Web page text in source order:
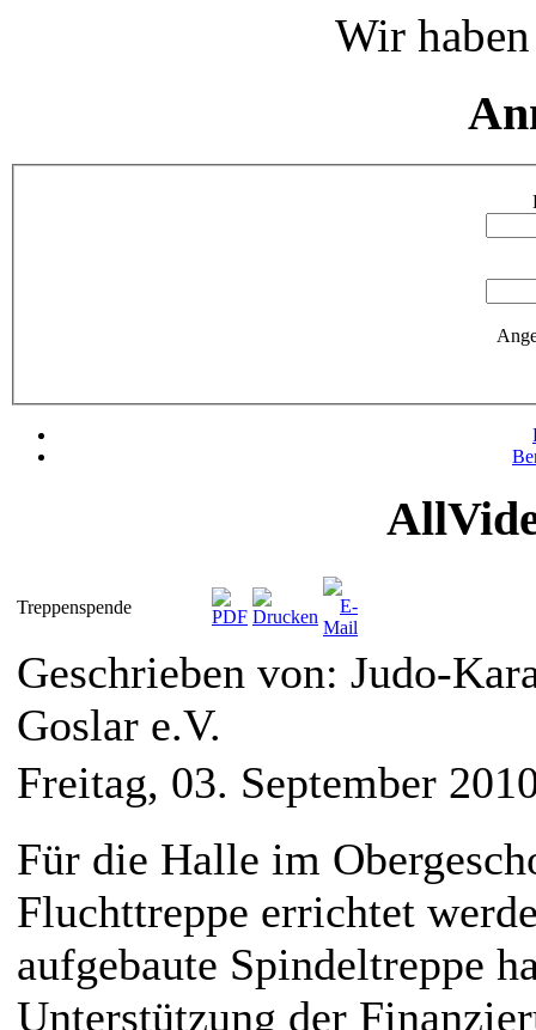
Wir
Treppenspende
Geschrieben von: Judo-
Goslar e.V.
Freitag, 03. September
Für die Halle im
Fluchttreppe errichtet
aufgebaute Spindeltreppe
Unterstützung der